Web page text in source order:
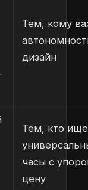
Тем, кому
дизайн
Тем, кто
часы с
цену